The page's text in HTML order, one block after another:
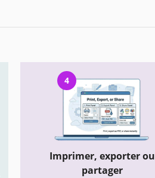
4
Imprimer, exporter ou
partager